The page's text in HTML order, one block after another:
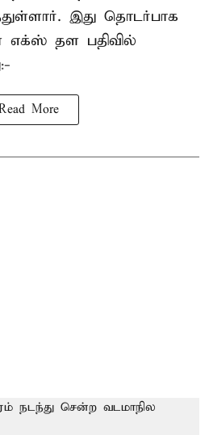
இது தொடர்பாக
எக்ஸ் தள பதிவில்
More